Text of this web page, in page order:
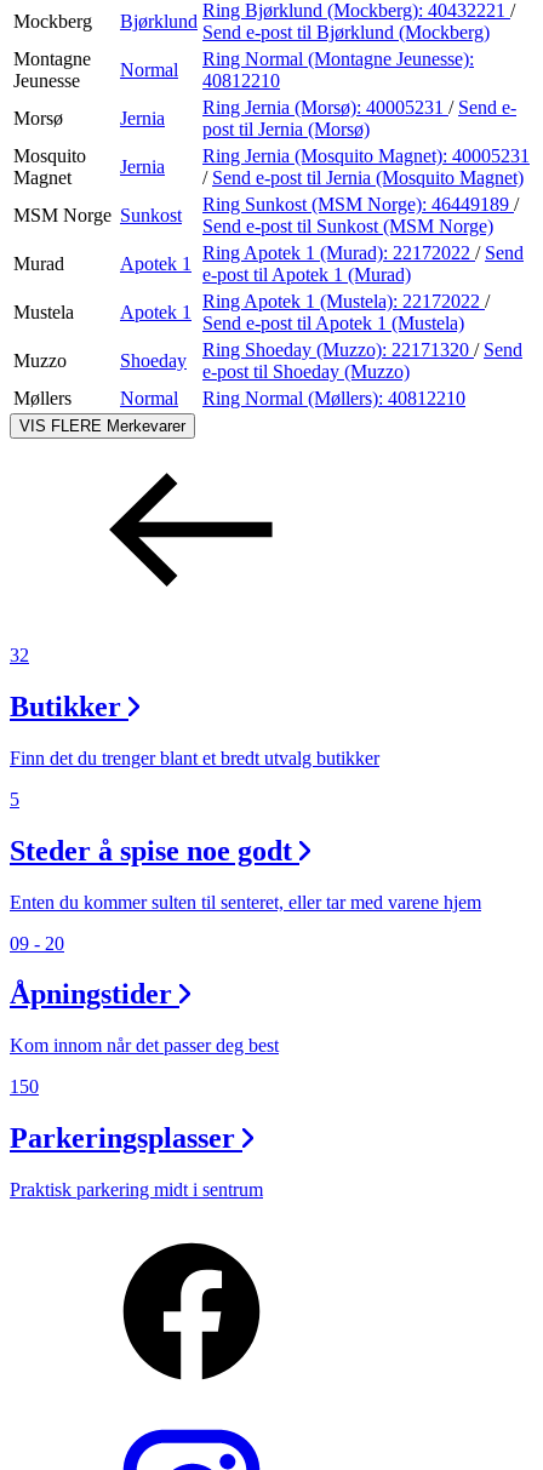
Mockberg
Bjørklund
Ring Bjørklund (Mockberg): 40432221 /
Send e-post til Bjørklund (Mockberg)
Montagne
Jeunesse
Normal
Ring Normal (Montagne Jeunesse):
40812210
Morsø
Jernia
Ring Jernia (Morsø): 40005231 / Send e-
post til Jernia (Morsø)
Mosquito
Magnet
Jernia
Ring Jernia (Mosquito Magnet): 40005231
/ Send e-post til Jernia (Mosquito Magnet)
MSM Norge Sunkost
Ring Sunkost (MSM Norge): 46449189 /
Send e-post til Sunkost (MSM Norge)
Murad
Apotek 1
Ring Apotek 1 (Murad): 22172022 / Send
e-post til Apotek 1 (Murad)
Mustela
Apotek 1
Ring Apotek 1 (Mustela): 22172022 /
Send e-post til Apotek 1 (Mustela)
Muzzo
Shoeday
Ring Shoeday (Muzzo): 22171320 / Send
e-post til Shoeday (Muzzo)
Møllers
Normal Ring Normal (Møllers): 40812210
VIS FLERE Merkevarer
32
Butikker
Finn det du trenger blant et bredt utvalg butikker
5
Steder å spise noe godt
Enten du kommer sulten til senteret, eller tar med varene hjem
09 - 20
Åpningstider
Kom innom når det passer deg best
150
Parkeringsplasser
Praktisk parkering midt i sentrum